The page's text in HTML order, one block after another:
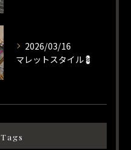
2026/03/16
マレットスタイル💈
Tags